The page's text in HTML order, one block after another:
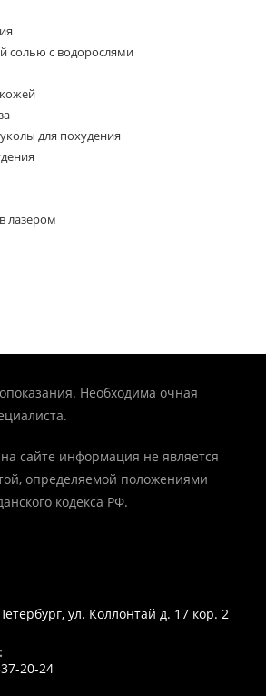
солью с водорослями
для похудения
лазером
Необходима очная
сайте информация не является
определяемой положениями
кодекса РФ.
ул. Коллонтай д. 17 кор. 2
20-24